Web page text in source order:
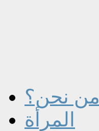
من نحن؟
المرأة